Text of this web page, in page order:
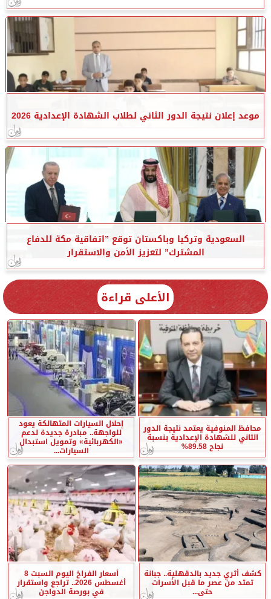
موعد إعلان نتيجة الدور الثاني لطلاب الشهادة الإعدادية 2026
السعودية وتركيا وباكستان توقع ”اتفاقية مكة للدفاع
المشترك” لتعزيز الأمن والاستقرار
الأعلى قراءة
محافظ المنوفية يعتمد نتيجة الدور
الثاني للشهادة الإعدادية بنسبة
نجاح 89.58%
إحلال السيارات المتهالكة يعود
للواجهة.. مبادرة جديدة لدعم
«الكهربائية» وتمويل استبدال
السيارات...
كشف أثري جديد بالدقهلية.. جبانة
تمتد من عصر ما قبل الأسرات
حتى...
أسعار الفراخ اليوم السبت 8
أغسطس 2026.. تراجع واستقرار
في بورصة الدواجن